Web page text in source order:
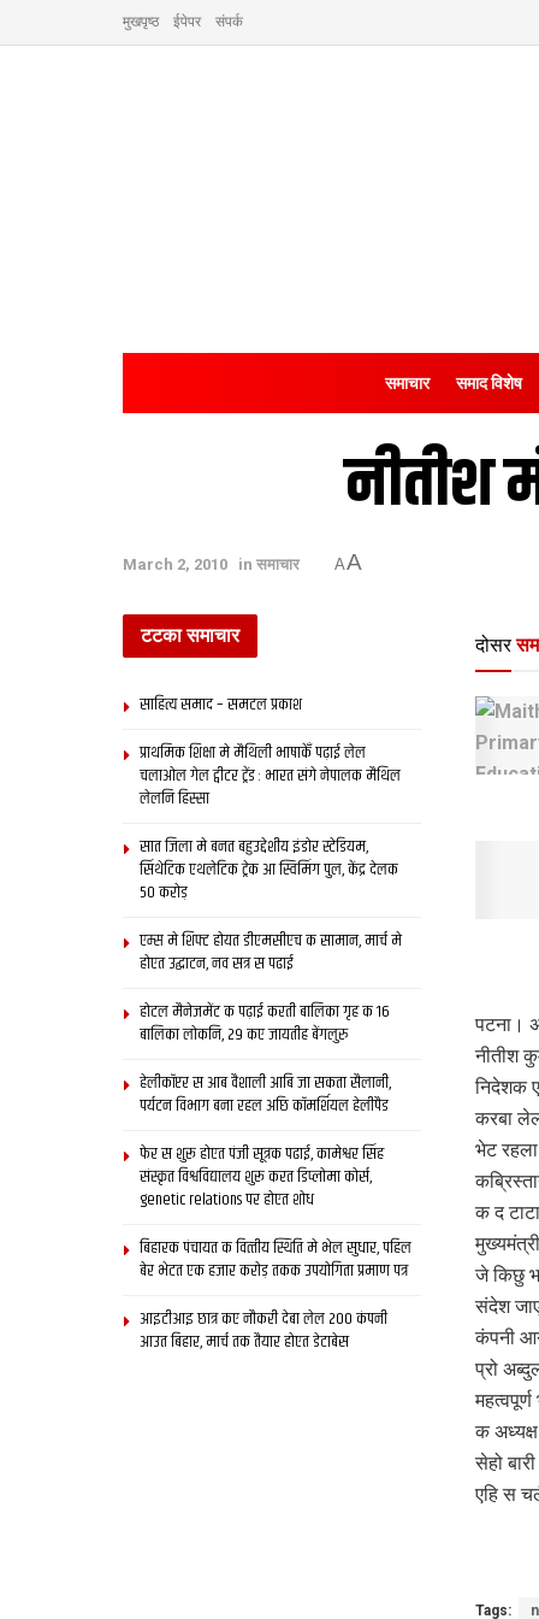
मुखपृष्ठ ईपेपर संपर्क
समाचार समाद विशेष
नीतीश
March 2, 2010 in समाचार AA
दोसर
पटना।
नीतीश
निदेशक
करबा
भेट
क द
जे किछु
संदेश
कंपनी
प्रो
क
सेहो
एहि स
Tags:
टटका समाचार
साहित्य समाद – समटल प्रकाश
प्राथमिक शि‍क्षा मे मैथि‍ली भाषाकेँ पढ़ाई लेल
चलाओल गेल ट्वीटर ट्रेंड : भारत संगे नेपालक मैथिल
लेलनि हिस्सा
सात जिला मे बनत बहुउद्देशीय इंडोर स्‍टेडि‍यम,
सिंथेटिक एथलेटिक ट्रेक आ स्विमिंग पुल, केंद्र देलक
50 करोड़
एम्स मे शिफ्ट होयत डीएमसीएच क सामान, मार्च मे
होएत उद्घाटन, नव सत्र स पढाई
होटल मैनेजमेंट क पढ़ाई करती बालिका गृह क 16
बालिका लोकनि, 29 कए जायतीह बेंगलुरु
हेलीकॉप्टर स आब वैशाली आबि जा सकता सैलानी,
पर्यटन विभाग बना रहल अछि कॉमर्शियल हेलीपैड
फेर स शुरू होएत पंजी सूत्रक पढाई, कामेश्वर सिंह
संस्कृत विश्वविद्यालय शुरू करत डिप्लोमा कोर्स,
genetic relations पर होएत शोध
बिहारक पंचायत क वित्‍तीय स्थिति मे भेल सुधार, पहिल
बेर भेटत एक हजार करोड़ तकक उपयोगिता प्रमाण पत्र
आइटीआइ छात्र कए नौकरी देबा लेल 200 कंपनी
आउत बिहार, मार्च तक तैयार होएत डेटाबेस